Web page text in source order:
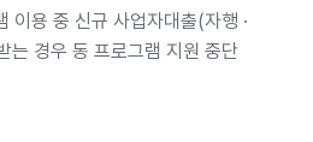
이용 중 신규 사업자대출(자행 ·
는 경우 동 프로그램 지원 중단